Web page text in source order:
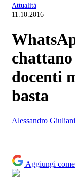
Attualità
11.10.2016
docenti
basta
Alessandro Giuliani
Aggiungi